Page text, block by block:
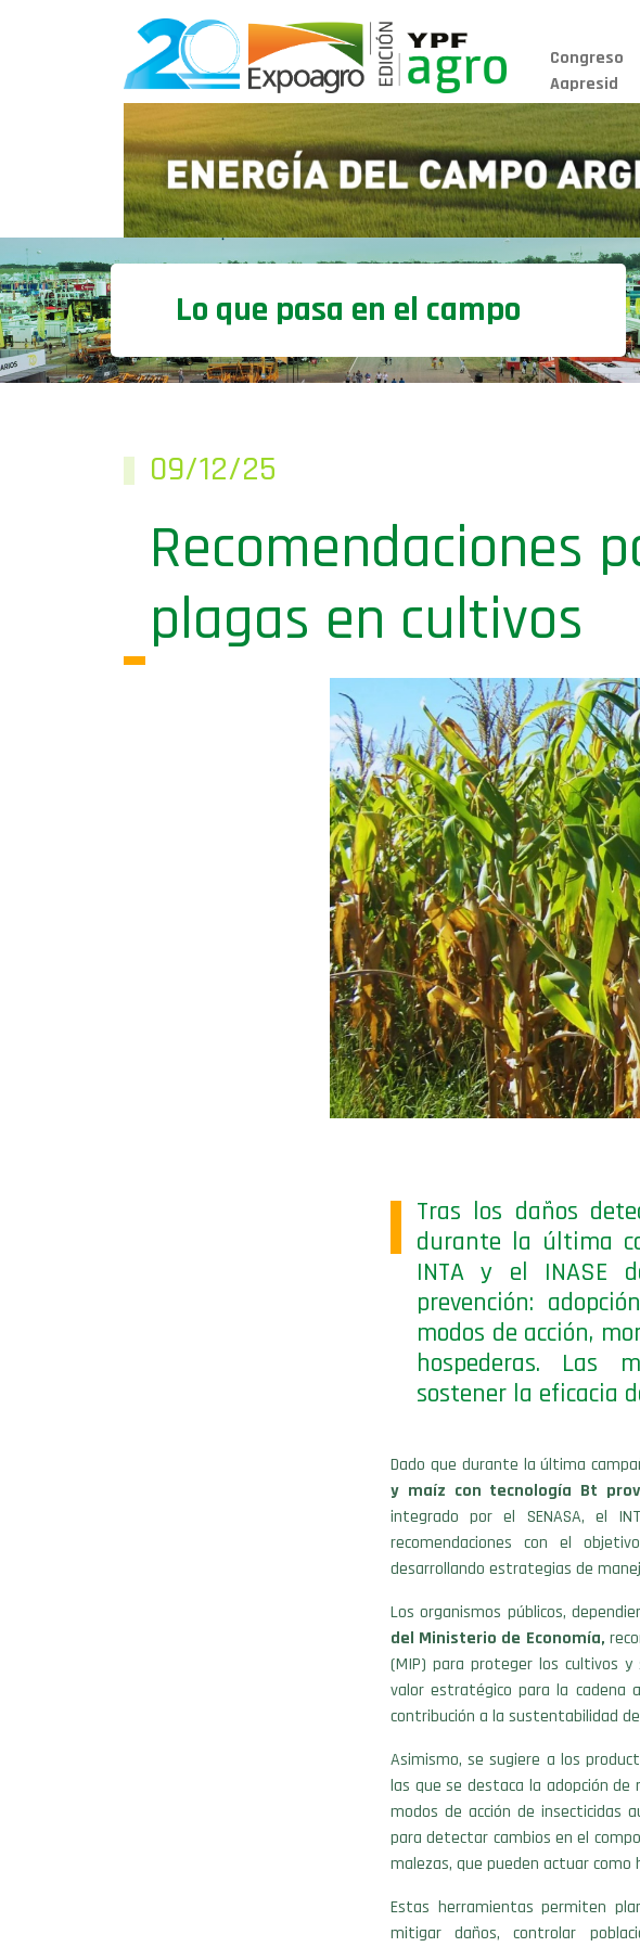
Congreso
Aapresid
Lo que pasa en el campo
09/12/25
Recomendaciones
plagas en cultivos
Tras los daños
durante la última
INTA y el INASE
prevención:
modos de acción,
hospederas. Las
sostener la eficacia
Dado que durante la última
y maíz con tecnología Bt
integrado por el SENASA, el
recomendaciones con el
desarrollando estrategias de
Los organismos públicos,
del Ministerio de Economía,
(MIP) para proteger los cultivos
valor estratégico para la cadena
contribución a la sustentabilidad
Asimismo, se sugiere a los
las que se destaca la adopción de
modos de acción de insecticidas
para detectar cambios en el
malezas, que pueden actuar
Estas herramientas permiten
mitigar daños, controlar